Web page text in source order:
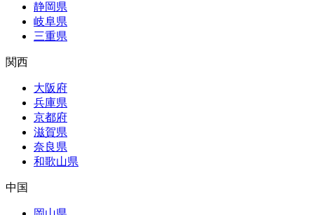
静岡県
岐阜県
三重県
関西
大阪府
兵庫県
京都府
滋賀県
奈良県
和歌山県
中国